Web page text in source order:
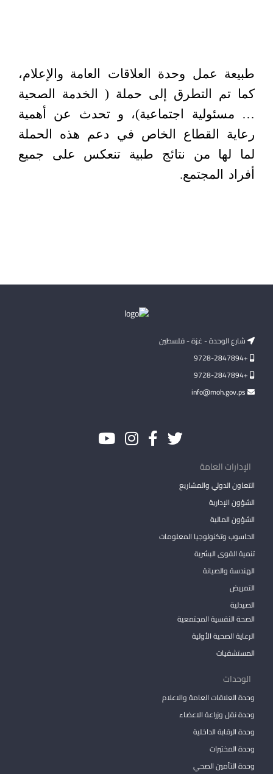
طبيعة عمل وحدة العلاقات العامة والإعلام،
كما تم التطرق إلى حملة ( الخدمة الصحية
… مسئولية اجتماعية)، و تحدث عن أهمية
رعاية القطاع الخاص في دعم هذه الحملة
لما لها من نتائج طبية تنعكس على جميع
أفراد المجتمع.
شارع الوحدة - غزة - فلسطين
+9728-2847894
+9728-2847894
الإدارات العامة
التعاون الدولي والمشاريع
الشؤون الإدارية
الشؤون المالية
الحاسوب وتكنولوجيا المعلومات
تنمية القوى البشرية
الهندسة والصيانة
التمريض
الصيدلية
الصحة النفسية المجتمعية
الرعاية الصحية الأولية
المستشفيات
الوحدات
وحدة العلاقات العامة والاعلام
وحدة نقل وزراعة الاعضاء
وحدة الرقابة الداخلية
وحدة المختبرات
وحدة التأمين الصحي